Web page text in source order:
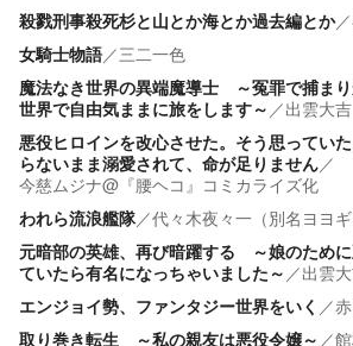
殺戮刑事殺死杉と山とか海とか過去編とか／
女騎士物語／三二一色
魔法なき世界の異端魔導士 ～冤罪で捕ま
世界で自由気ままに旅をします～ ／出雲大吉
悪役ヒロインを改心させた。そう思ってい
らないまま溺愛されて、命が足りません／
今慈ムジナ@『腰ヘコ』コミカライズ化
われら流浪艦隊／代々木夜々一（別名ヨヨギ
元暗部の英雄、再び暗躍する ～娘のため
ていたら有名になっちゃいました～ ／出雲
エンジョイ勢、ファンタジー世界をいく ／
取り巻き転生 ～私の親友は悪役令嬢～ ／